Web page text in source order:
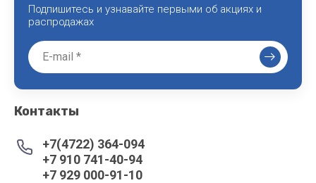
Подпишитесь и узнавайте первыми об акциях и
распродажах
Контакты
+7(4722) 364-094
+7 910 741-40-94
+7 929 000-91-10